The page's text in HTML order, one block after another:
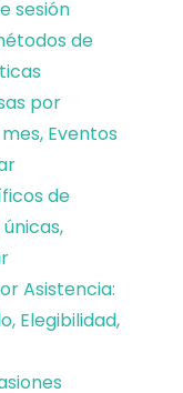
sesión
de
por
Eventos
de
Asistencia:
Elegibilidad,